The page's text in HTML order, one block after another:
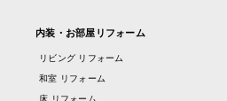
内装・お部屋リフォーム
リビング リフォーム
和室 リフォーム